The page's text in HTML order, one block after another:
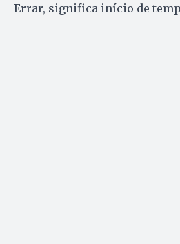
Errar, significa início de